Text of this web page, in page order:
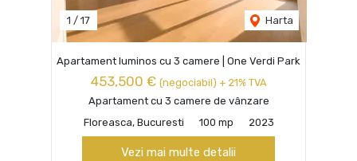
1 / 17 Harta
Apartament luminos cu 3 camere | One Verdi Park
453,500 € (negociabil) + 21% TVA
Apartament cu 3 camere de vânzare
Floreasca, Bucuresti
100 mp 2023
Vezi mai multe detalii